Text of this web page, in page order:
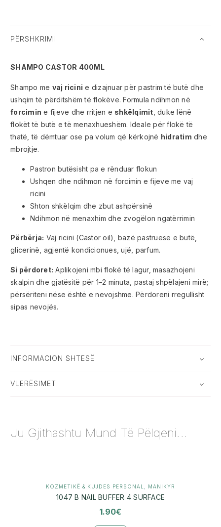
PËRSHKRIMI
SHAMPO CASTOR 400ML
Shampo me vaj ricini e dizajnuar për pastrim të butë dhe
ushqim të përditshëm të flokëve. Formula ndihmon në
forcimin e fijeve dhe rritjen e shkëlqimit , duke lënë
flokët të butë e të menaxhueshëm. Ideale për flokë të
thatë, të dëmtuar ose pa volum që kërkojnë hidratim dhe
mbrojtje.
Pastron butësisht pa e rënduar flokun
Ushqen dhe ndihmon në forcimin e fijeve me vaj
ricini
Shton shkëlqim dhe zbut ashpërsinë
Ndihmon në menaxhim dhe zvogëlon ngatërrimin
Përbërja: Vaj ricini (Castor oil), bazë pastruese e butë,
glicerinë, agjentë kondicionues, ujë, parfum.
Si përdoret: Aplikojeni mbi flokë të lagur, masazhojeni
skalpin dhe gjatësitë për 1–2 minuta, pastaj shpëlajeni mirë;
përsëriteni nëse është e nevojshme. Përdoreni rregullisht
sipas nevojës.
INFORMACION SHTESË
VLERËSIMET
Ju Gjithashtu Mund Të Pëlqeni...
KOZMETIKË & KUJDES PERSONAL MANIKYR
1047 B NAIL BUFFER 4 SURFACE
1.90€